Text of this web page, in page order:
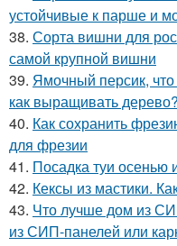
устойчивые к парше и
38. Сорта вишни для
самой крупной вишни
39. Ямочный персик, что
как выращивать дерево?
40. Как сохранить
для фрезии
41. Посадка туи осенью
42. Кексы из мастики.
43. Что лучше дом из
из СИП-панелей или